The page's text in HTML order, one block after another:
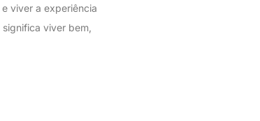
viver a experiência
viver bem,